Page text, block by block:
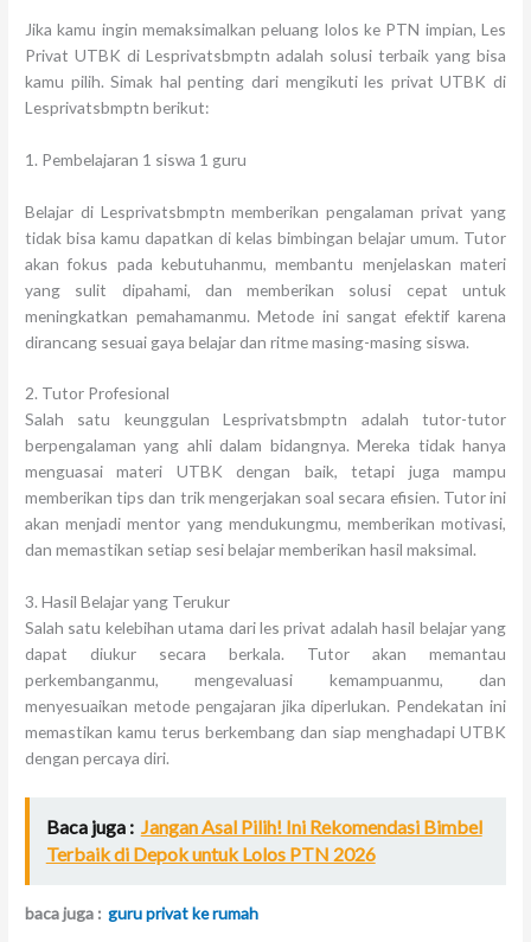
Jika kamu ingin memaksimalkan peluang lolos ke PTN impian, Les
Privat UTBK di Lesprivatsbmptn adalah solusi terbaik yang bisa
kamu pilih. Simak hal penting dari mengikuti les privat UTBK di
Lesprivatsbmptn berikut:
1. Pembelajaran 1 siswa 1 guru
Belajar di Lesprivatsbmptn memberikan pengalaman privat yang
tidak bisa kamu dapatkan di kelas bimbingan belajar umum. Tutor
akan fokus pada kebutuhanmu, membantu menjelaskan materi
yang sulit dipahami, dan memberikan solusi cepat untuk
meningkatkan pemahamanmu. Metode ini sangat efektif karena
dirancang sesuai gaya belajar dan ritme masing-masing siswa.
2. Tutor Profesional
Salah satu keunggulan Lesprivatsbmptn adalah tutor-tutor
berpengalaman yang ahli dalam bidangnya. Mereka tidak hanya
menguasai materi UTBK dengan baik, tetapi juga mampu
memberikan tips dan trik mengerjakan soal secara efisien. Tutor ini
akan menjadi mentor yang mendukungmu, memberikan motivasi,
dan memastikan setiap sesi belajar memberikan hasil maksimal.
3. Hasil Belajar yang Terukur
Salah satu kelebihan utama dari les privat adalah hasil belajar yang
dapat diukur secara berkala. Tutor akan memantau
perkembanganmu, mengevaluasi kemampuanmu, dan
menyesuaikan metode pengajaran jika diperlukan. Pendekatan ini
memastikan kamu terus berkembang dan siap menghadapi UTBK
dengan percaya diri.
Baca juga : Jangan Asal Pilih! Ini Rekomendasi Bimbel
Terbaik di Depok untuk Lolos PTN 2026
baca juga :guru privat ke rumah